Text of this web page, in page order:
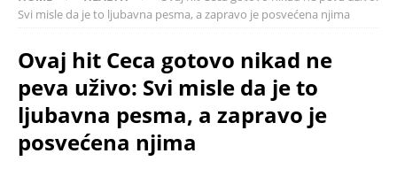
Svi misle da je to ljubavna pesma, a zapravo je posvećena njima
Ovaj hit Ceca gotovo nikad ne
peva uživo: Svi misle da je to
ljubavna pesma, a zapravo je
posvećena njima